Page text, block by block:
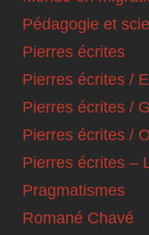
Pédagogie et
Pierres écrites
Pierres écrites /
Pierres écrites /
Pierres écrites /
Pierres écrites –
Pragmatismes
Romané Chavé